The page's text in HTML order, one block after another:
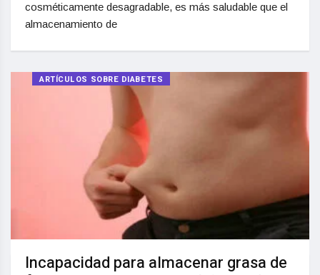
cosméticamente desagradable, es más saludable que el
almacenamiento de
ARTÍCULOS SOBRE DIABETES
Incapacidad para almacenar grasa de